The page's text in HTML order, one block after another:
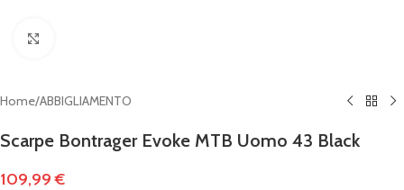
Home/ABBIGLIAMENTO
Scarpe Bontrager Evoke MTB Uomo 43 Black
109,99€